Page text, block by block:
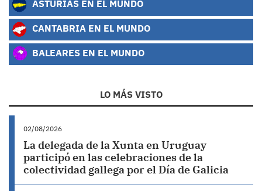
ASTURIAS EN EL MUNDO
CANTABRIA EN EL MUNDO
BALEARES EN EL MUNDO
LO MÁS VISTO
02/08/2026
La delegada de la Xunta en Uruguay
participó en las celebraciones de la
colectividad gallega por el Día de Galicia